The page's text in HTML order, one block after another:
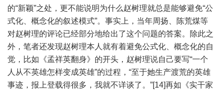
的“新颖”之处，更不能说明为什么赵树理就总是能够避免“公
式化、概念化的叙述模式”。事实上，当年周扬、陈荒煤等
对赵树理的评论已经部分地给出了这个问题的答案。除此之
外，笔者还发现赵树理本人就有着避免公式化、概念化的自
觉，比如《孟祥英翻身》的开头，赵树理说自己要写“一个
人从不英雄怎样变成英雄”的过程，“至于她生产渡荒的英雄
事迹，报上登载得很多，我就不详谈了。”[14]再如《实干家